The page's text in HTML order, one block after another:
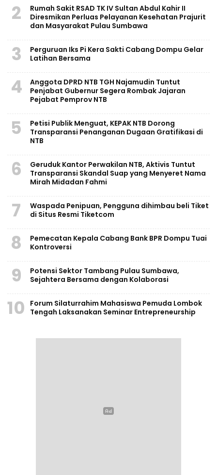
2
Rumah Sakit RSAD TK IV Sultan Abdul Kahir II
Diresmikan Perluas Pelayanan Kesehatan Prajurit
dan Masyarakat Pulau Sumbawa
3
Perguruan Iks Pi Kera Sakti Cabang Dompu Gelar
Latihan Bersama
4
Anggota DPRD NTB TGH Najamudin Tuntut
Penjabat Gubernur Segera Rombak Jajaran
Pejabat Pemprov NTB
5
Petisi Publik Menguat, KEPAK NTB Dorong
Transparansi Penanganan Dugaan Gratifikasi di
NTB
6
Geruduk Kantor Perwakilan NTB, Aktivis Tuntut
Transparansi Skandal Suap yang Menyeret Nama
Mirah Midadan Fahmi
7
Waspada Penipuan, Pengguna dihimbau beli Tiket
di Situs Resmi Tiketcom
8
Pemecatan Kepala Cabang Bank BPR Dompu Tuai
Kontroversi
9
Potensi Sektor Tambang Pulau Sumbawa,
Sejahtera Bersama dengan Kolaborasi
10
Forum Silaturrahim Mahasiswa Pemuda Lombok
Tengah Laksanakan Seminar Entrepreneurship